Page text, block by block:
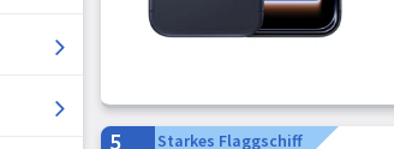
5 Starkes Flaggschiff